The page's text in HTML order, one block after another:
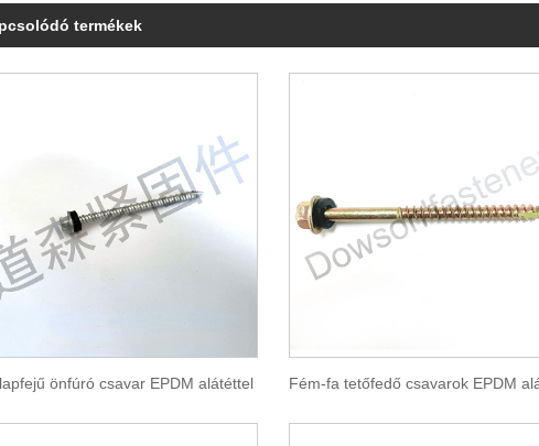
termékek
önfúró csavar EPDM alátéttel